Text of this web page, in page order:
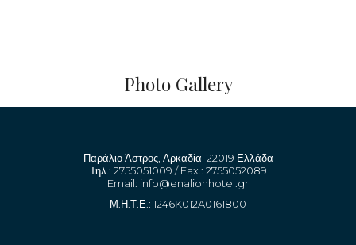
Photo Gallery
Παράλιο Άστρος, Αρκαδία 22019 Ελλάδα
Τηλ.: 2755051009 / Fax.: 2755052089
Email: info@enalionhotel.gr
Μ.Η.Τ.Ε.: 1246K012A0161800